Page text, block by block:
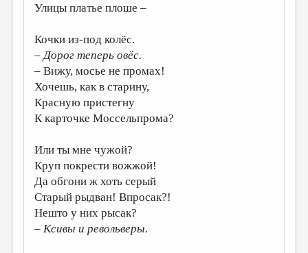
СТРАНИЦЫ ПАМЯТИ
ОБЪЯВЛЕНИЯ
КОЛОНКА РЕДАКТОРА
РЕДКОЛЛЕГИЯ
ОТ РЕДАКЦИИ
МАЛАЯ ПРОЗА
ЭССЕИСТИКА
ЛИТЕРАТУРОВЕДЕНИЕ
КУЛЬТУРОВЕДЕНИЕ
Улицы платье плоше –
Кочки из-под колёс.
– Дорог теперь овёс.
– Вижу, мосье не промах!
Хочешь, как в старину,
Красную пристегну
К карточке Моссельпрома?
Или ты мне чужой?
Круп покрести вожжой!
Да обгони ж хоть серый
Старый рыдван! Впросак?!
Нешто у них рысак?
– Ксивы и револьверы.